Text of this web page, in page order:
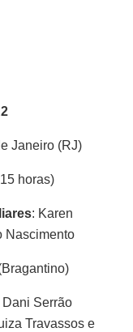
Janeiro (RJ)
horas)
: Karen
Nascimento
Dani Serrão
Travassos e